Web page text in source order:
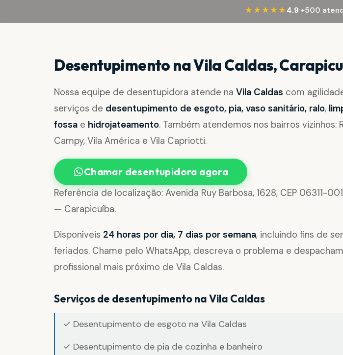
★★★★★ 4.9·+500
Desentupimento na Vila Caldas,
Nossa equipe de desentupidora atende naVila Caldas com
serviços de desentupimento de esgoto, pia, vaso sanitário, ralo,
fossa e hidrojateamento. Também atendemos nos bairros vizinhos:
Campy, Vila América e Vila Capriotti.
Chamar desentupidora agora
Referência de localização: Avenida Ruy Barbosa, 1628, CEP 06311-
— Carapicuíba.
Disponíveis 24 horas por dia, 7 dias por semana, incluindo fins de
feriados. Chame pelo WhatsApp, descreva o problema e
profissional mais próximo de Vila Caldas.
Serviços de desentupimento na Vila Caldas
✓ Desentupimento de esgoto na Vila Caldas
✓ Desentupimento de pia de cozinha e banheiro